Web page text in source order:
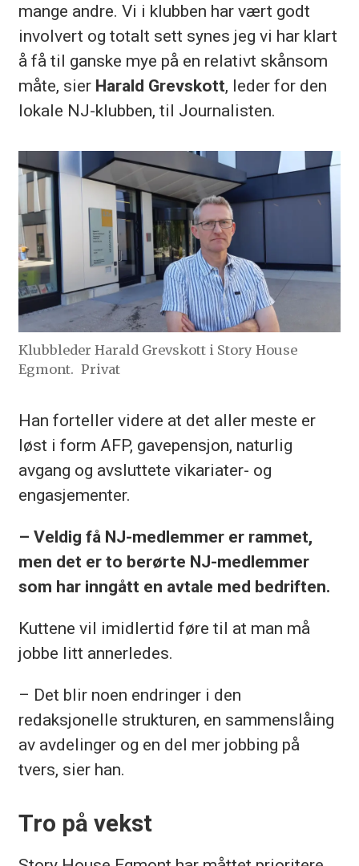
mange andre. Vi i klubben har vært godt
involvert og totalt sett synes jeg vi har klart
å få til ganske mye på en relativt skånsom
måte, sier Harald Grevskott, leder for den
lokale NJ-klubben, til Journalisten.
Klubbleder Harald Grevskott i Story House
Egmont. Privat
Han forteller videre at det aller meste er
løst i form AFP, gavepensjon, naturlig
avgang og avsluttete vikariater- og
engasjementer.
– Veldig få NJ-medlemmer er rammet,
men det er to berørte NJ-medlemmer
som har inngått en avtale med bedriften.
Kuttene vil imidlertid føre til at man må
jobbe litt annerledes.
– Det blir noen endringer i den
redaksjonelle strukturen, en sammenslåing
av avdelinger og en del mer jobbing på
tvers, sier han.
Tro på vekst